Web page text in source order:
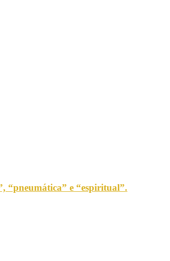
“pneumática” e “espiritual”.